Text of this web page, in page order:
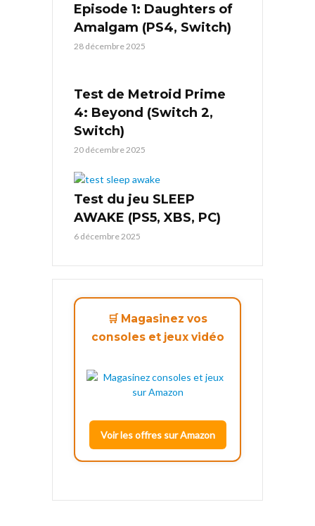
Episode 1: Daughters of
Amalgam (PS4, Switch)
28 décembre 2025
Test de Metroid Prime
4: Beyond (Switch 2,
Switch)
20 décembre 2025
Test du jeu SLEEP
AWAKE (PS5, XBS, PC)
6 décembre 2025
🛒 Magasinez vos
consoles et jeux vidéo
Voir les offres sur Amazon